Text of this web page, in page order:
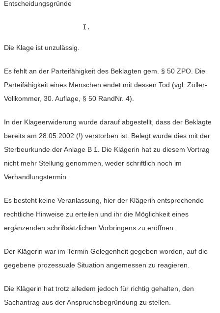
Entscheidungsgründe
Die Klage ist unzulässig.
Es fehlt an der Parteifähigkeit des Beklagten gem. § 50 ZPO. Die
Parteifähigkeit eines Menschen endet mit dessen Tod (vgl. Zöller-
Vollkommer, 30. Auflage, § 50 RandNr. 4).
In der Klageerwiderung wurde darauf abgestellt, dass der Beklagte
bereits am 28.05.2002 (!) verstorben ist. Belegt wurde dies mit der
Sterbeurkunde der Anlage B 1. Die Klägerin hat zu diesem Vortrag
nicht mehr Stellung genommen, weder schriftlich noch im
Verhandlungstermin.
Es besteht keine Veranlassung, hier der Klägerin entsprechende
rechtliche Hinweise zu erteilen und ihr die Möglichkeit eines
ergänzenden schriftsätzlichen Vorbringens zu eröffnen.
Der Klägerin war im Termin Gelegenheit gegeben worden, auf die
gegebene prozessuale Situation angemessen zu reagieren.
Die Klägerin hat trotz alledem jedoch für richtig gehalten, den
Sachantrag aus der Anspruchsbegründung zu stellen.